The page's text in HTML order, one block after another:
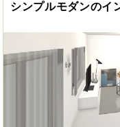
シンプルモダンのイ